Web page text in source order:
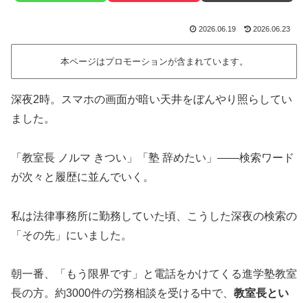
2026.06.19 2026.06.23
本ページはプロモーションが含まれています。
深夜2時。スマホの画面が暗い天井をぼんやり照らしてい
ました。
「教室長 ノルマ きつい」「塾 辞めたい」——検索ワード
が次々と履歴に並んでいく。
私は法律事務所に勤務していた頃、こうした深夜の検索の
「その先」にいました。
朝一番、「もう限界です」と電話をかけてくる進学塾教室
長の方。約3000件の労務相談を受ける中で、 教室長とい